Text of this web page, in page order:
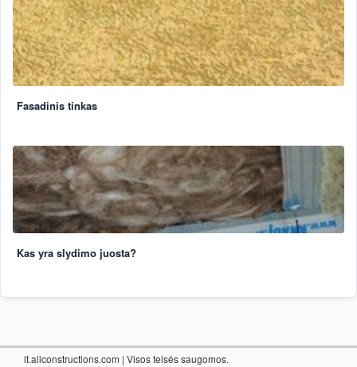
Fasadinis tinkas
Kas yra slydimo juosta?
lt.allconstructions.com | Visos teisės saugomos.